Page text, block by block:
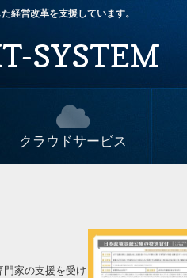
経営改革を支援しています。
SYSTEM
クラウドサービス
門家の支援を受け